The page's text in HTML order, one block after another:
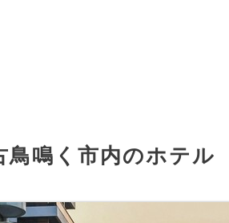
鳥鳴く市内のホテル